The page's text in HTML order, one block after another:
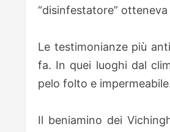
“disinfestatore”
Le testimonianze più
fa. In quei luoghi dal
pelo folto e
Il beniamino dei